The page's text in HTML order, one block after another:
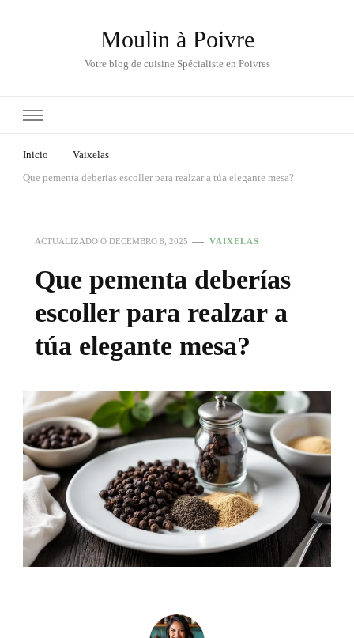
Moulin à Poivre
Votre blog de cuisine Spécialiste en Poivres
Inicio
Vaixelas
Que pementa deberías escoller para realzar a túa elegante mesa?
ACTUALIZADO O DECEMBRO 8, 2025 VAIXELAS
Que pementa deberías
escoller para realzar a
túa elegante mesa?